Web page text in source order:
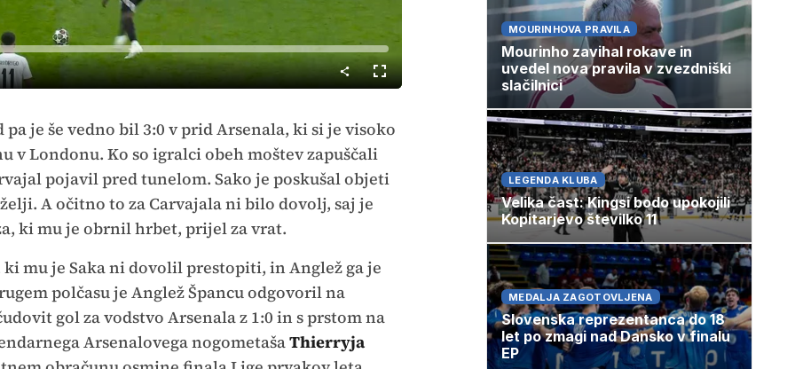
Celozaslonski
način
je še vedno bil 3:0 v prid Arsenala, ki si je visoko
v Londonu. Ko so igralci obeh moštev zapuščali
pojavil pred tunelom. Sako je poskušal objeti
A očitno to za Carvajala ni bilo dovolj, saj je
ki mu je obrnil hrbet, prijel za vrat.
mu je Saka ni dovolil prestopiti, in Anglež ga je
polčasu je Anglež Špancu odgovoril na
gol za vodstvo Arsenala z 1:0 in s prstom na
Arsenalovega nogometašaThierryja
MOURINHOVA PRAVILA
Mourinho zavihal rokave in
uvedel nova pravila v zvezdniški
slačilnici
LEGENDA KLUBA
Velika čast: Kingsi bodo upokojili
Kopitarjevo številko 11
MEDALJA ZAGOTOVLJENA
Slovenska reprezentanca do 18
let po zmagi nad Dansko v finalu
EP